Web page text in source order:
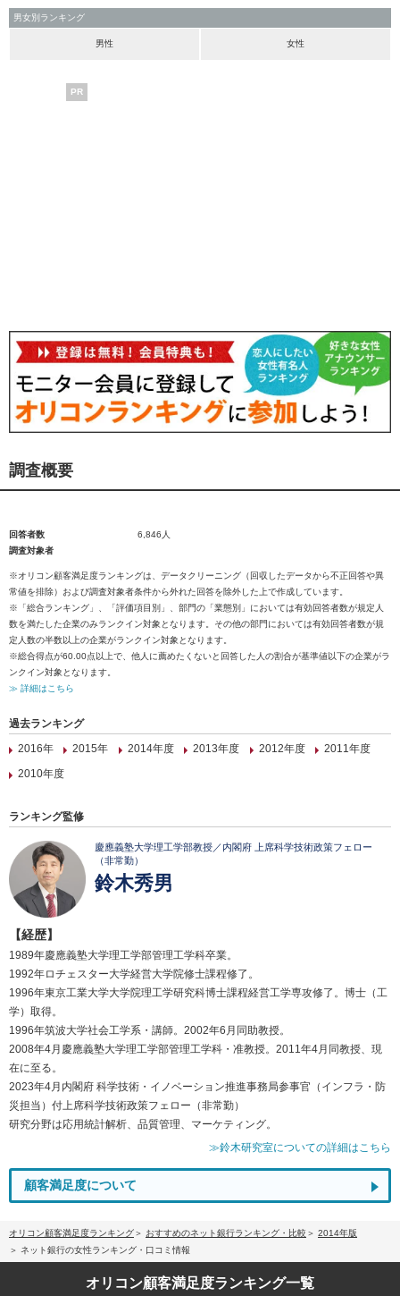
男女別ランキング
男性 女性
PR
調査概要
回答者数
6,846人
調査対象者
※オリコン顧客満足度ランキングは、データクリーニング（回収したデータから不正回答や異
常値を排除）および調査対象者条件から外れた回答を除外した上で作成しています。
※「総合ランキング」、「評価項目別」、部門の「業態別」においては有効回答者数が規定人
数を満たした企業のみランクイン対象となります。その他の部門においては有効回答者数が規
定人数の半数以上の企業がランクイン対象となります。
※総合得点が60.00点以上で、他人に薦めたくないと回答した人の割合が基準値以下の企業がラ
ンクイン対象となります。
≫ 詳細はこちら
過去ランキング
2016年
2015年 2014年度 2013年度 2012年度
2011年度
2010年度
ランキング監修
慶應義塾大学理工学部教授／内閣府 上席科学技術政策フェロー
（非常勤）
鈴木秀男
【経歴】
1989年慶應義塾大学理工学部管理工学科卒業。
1992年ロチェスター大学経営大学院修士課程修了。
1996年東京工業大学大学院理工学研究科博士課程経営工学専攻修了。博士（工
学）取得。
1996年筑波大学社会工学系・講師。2002年6月同助教授。
2008年4月慶應義塾大学理工学部管理工学科・准教授。2011年4月同教授、現
在に至る。
2023年4月内閣府 科学技術・イノベーション推進事務局参事官（インフラ・防
災担当）付上席科学技術政策フェロー（非常勤）
研究分野は応用統計解析、品質管理、マーケティング。
≫鈴木研究室についての詳細はこちら
顧客満足度について
オリコン顧客満足度ランキング おすすめのネット銀行ランキング・比較
2014年版
ネット銀行の女性ランキング・口コミ情報
オリコン顧客満足度ランキング一覧